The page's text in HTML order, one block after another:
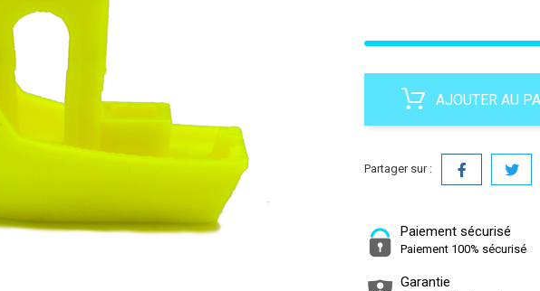
AJOUTER AU
Partager sur :
Paiement sécurisé
Paiement 100% sécurisé
Garantie